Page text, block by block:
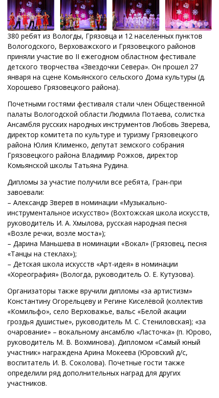
380 ребят из Вологды, Грязовца и 12 населенных пунктов
Вологодского, Верховажского и Грязовецкого районов
приняли участие во II ежегодном областном фестивале
детского творчества «Звездочки Севера». Он прошел 27
января на сцене Комьянского сельского Дома культуры (д.
Хорошево Грязовецкого района).
Почетными гостями фестиваля стали член Общественной
палаты Вологодской области Людмила Потаева, солистка
Ансамбля русских народных инструментов Любовь Зверева,
директор комитета по культуре и туризму Грязовецкого
района Юлия Клименко, депутат земского собрания
Грязовецкого района Владимир Рожков, директор
Комьянской школы Татьяна Рудина.
Дипломы за участие получили все ребята, Гран-при
завоевали:
– Александр Зверев в номинации «Музыкально-
инструментальное искусство» (Вохтожская школа искусств,
руководитель И. А. Хмылова, русская народная песня
«Возле речки, возле моста»);
– Дарина Маньшева в номинации «Вокал» (Грязовец, песня
«Танцы на стеклах»);
– Детская школа искусств «Арт-идея» в номинации
«Хореография» (Вологда, руководитель О. Е. Кутузова).
Организаторы также вручили дипломы «за артистизм»
Константину Огорельцеву и Регине Киселёвой (коллектив
«Комильфо», село Верховажье, вальс «Белой акации
гроздья душистые», руководитель М. С. Стениловская); «за
очарование» – вокальному ансамблю «Ласточка» (п. Юрово,
руководитель М. В. Вохминова). Дипломом «Самый юный
участник» награждена Арина Мокеева (Юровский д/с,
воспитатель И. В. Соколова). Почетные гости также
определили ряд дополнительных наград для других
участников.